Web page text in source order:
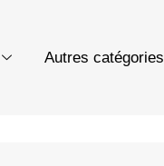
Autres catégories